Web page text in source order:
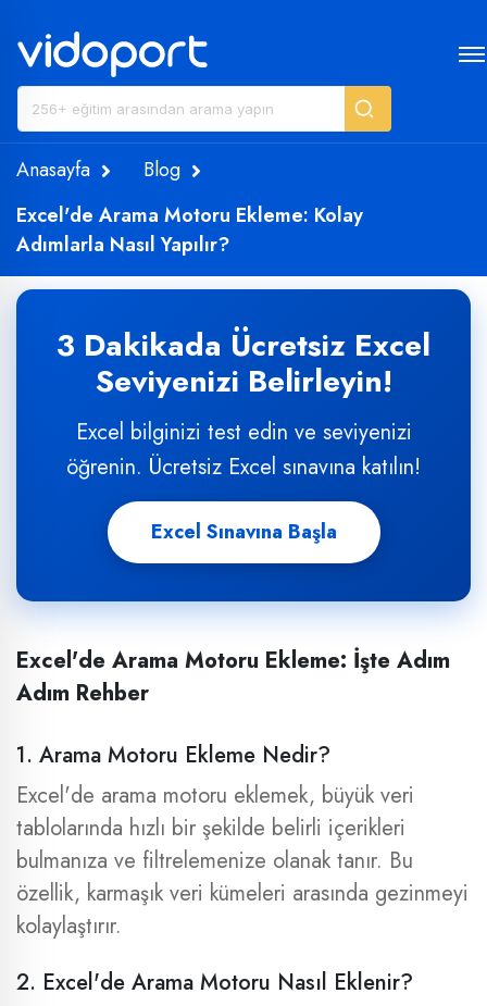
Anasayfa
Blog
Excel'de Arama Motoru Ekleme: Kolay
Adımlarla Nasıl Yapılır?
3 Dakikada Ücretsiz Excel
Seviyenizi Belirleyin!
Excel bilginizi test edin ve seviyenizi
öğrenin. Ücretsiz Excel sınavına katılın!
Excel Sınavına Başla
Excel'de Arama Motoru Ekleme: İşte Adım
Adım Rehber
1. Arama Motoru Ekleme Nedir?
Excel'de arama motoru eklemek, büyük veri
tablolarında hızlı bir şekilde belirli içerikleri
bulmanıza ve filtrelemenize olanak tanır. Bu
özellik, karmaşık veri kümeleri arasında gezinmeyi
kolaylaştırır.
2. Excel'de Arama Motoru Nasıl Eklenir?